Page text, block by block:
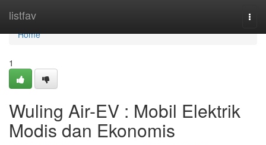
listfav
Home
Home
1
Wuling Air-EV : Mobil Elektrik
Modis dan Ekonomis